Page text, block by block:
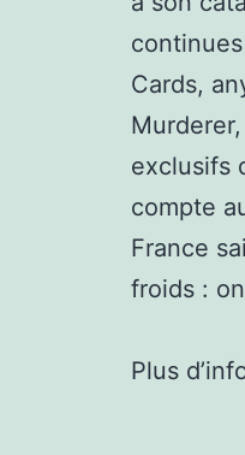
Cards,
exclusifs
compte
France
froids :
Plus